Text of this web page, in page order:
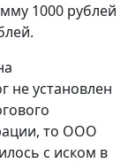
1000 рублей
не установлен
то ООО
с иском в